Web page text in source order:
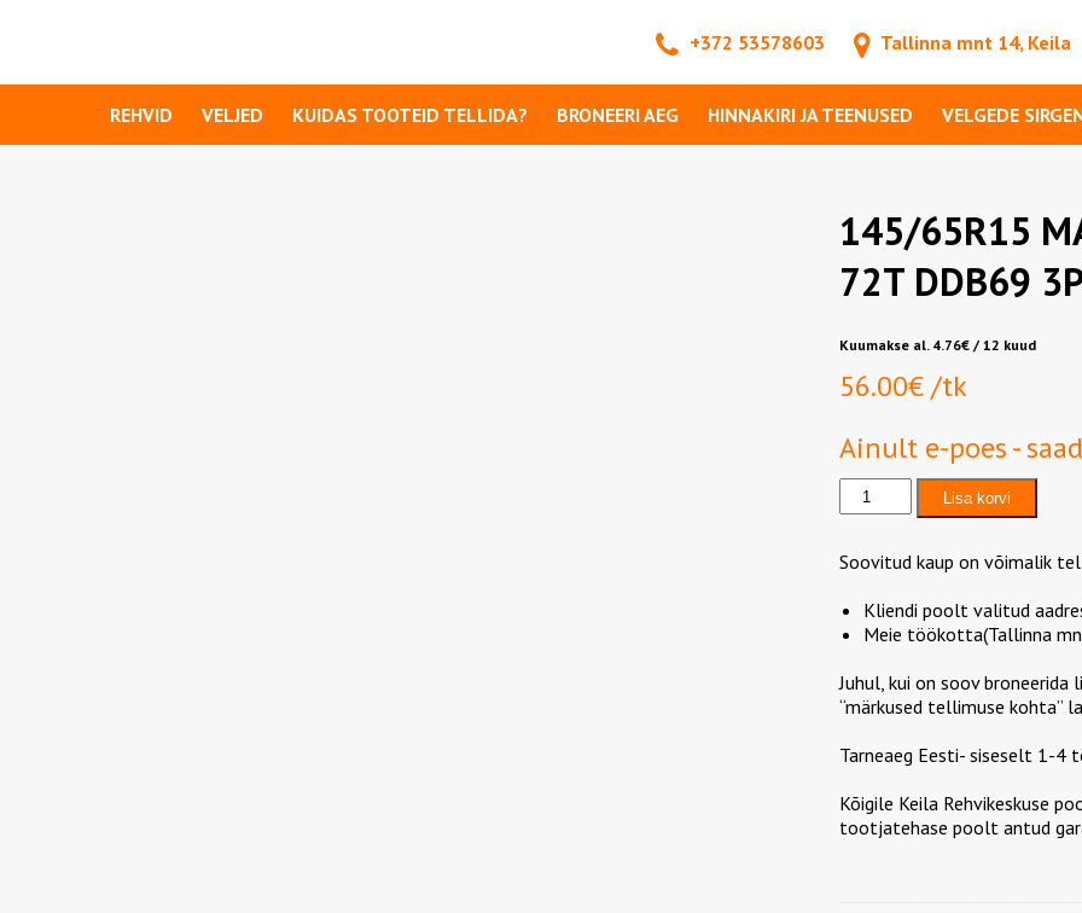
+372 53578603 Tallinna mnt 14, Keila
REHVID VELJED KUIDAS TOOTEID TELLIDA? BRONEERI AEG HINNAKIRI JA TEENUSED VELGEDE
145/65R15
72T DDB69
Kuumakse al. 4.76€ / 12 kuud
56.00€/tk
Ainult e-poes -
145/65R15
MAXXIS
SEASON
72T
DDB69
kogus
Lisa korvi
Soovitud kaup on võimalik
Kliendi poolt valitud
Meie töökotta(Tallinna
Juhul, kui on soov
“märkused tellimuse kohta”
Tarneaeg Eesti- siseselt 1-4
Kõigile Keila Rehvikeskuse
tootjatehase poolt antud